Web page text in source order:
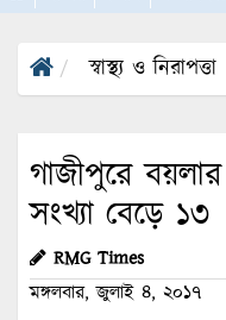
স্বাস্থ্য ও নিরাপত্তা
গাজীপুরে
সংখ্যা বেড়ে ১৩
RMG Times
মঙ্গলবার, জুলাই ৪, ২০১৭